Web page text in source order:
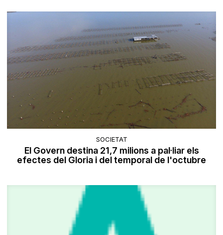
SOCIETAT
El Govern destina 21,7 milions a pal·liar els
efectes del Gloria i del temporal de l'octubre